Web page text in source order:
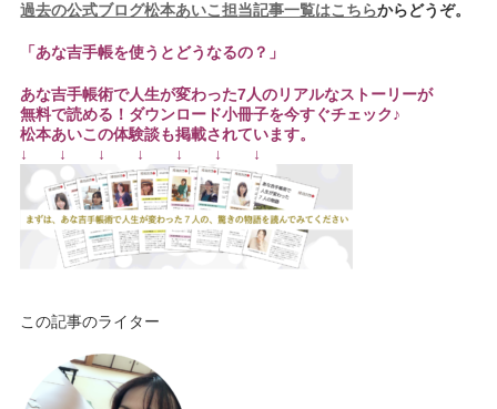
過去の公式ブログ松本あいこ担当記事一覧はこちらからどうぞ。
「あな吉手帳を使うとどうなるの？」
あな吉手帳術で人生が変わった7人のリアルなストーリーが
無料で読める！ダウンロード小冊子を今すぐチェック♪
松本あいこの体験談も掲載されています。
↓ ↓ ↓ ↓ ↓ ↓ ↓
この記事のライター